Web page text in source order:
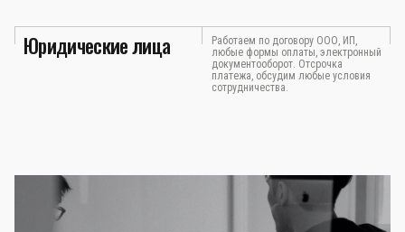
Юридические лица
Работаем по договору ООО, ИП,
любые формы оплаты, электронный
документооборот. Отсрочка
платежа, обсудим любые условия
сотрудничества.